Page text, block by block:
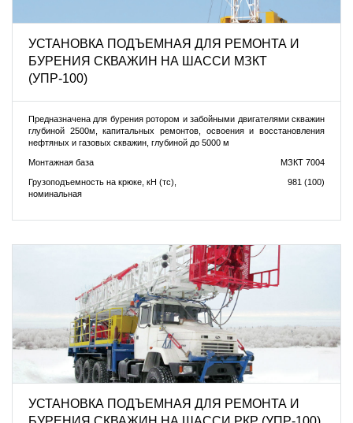
УСТАНОВКА ПОДЪEМНАЯ ДЛЯ РЕМОНТА И
БУРЕНИЯ СКВАЖИН НА ШАССИ МЗКТ
(УПР-100)
Предназначена для бурения ротором и забойными двигателями скважин
глубиной 2500м, капитальных ремонтов, освоения и восстановления
нефтяных и газовых скважин, глубиной до 5000 м
Монтажная база МЗКТ 7004
Грузоподъемность на крюке, кН (тс),
номинальная
981 (100)
УСТАНОВКА ПОДЪEМНАЯ ДЛЯ РЕМОНТА И